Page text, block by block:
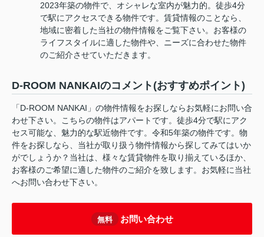
2023年築の物件で、オシャレな室内が魅力的。徒歩4分
で駅にアクセスできる物件です。賃貸情報のことなら、
地域に密着した当社の物件情報をご覧下さい。お客様の
ライフスタイルに適した物件や、ニーズに合わせた物件
のご紹介させていただきます。
D-ROOM NANKAIのコメント(おすすめポイント)
「D-ROOM NANKAI」の物件情報をお探しならお気軽にお問い合
わせ下さい。こちらの物件はアパートです。徒歩4分で駅にアク
セス可能な、魅力的な駅近物件です。令和5年築の物件です。物
件をお探しなら、当社が取り扱う物件情報から探してみてはいか
がでしょうか？当社は、様々な賃貸物件を取り揃えているほか、
お客様のご希望に適した物件のご紹介を致します。お気軽に当社
へお問い合わせ下さい。
無料 お問い合わせ